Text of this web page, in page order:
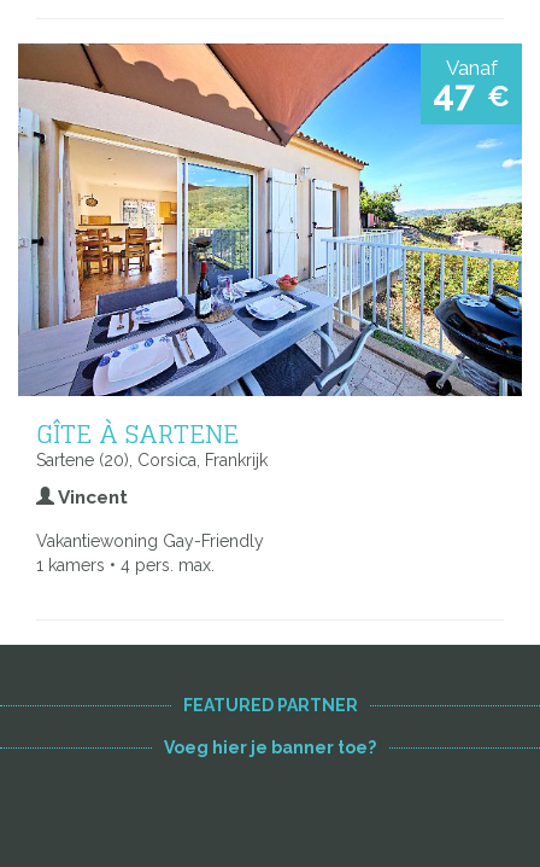
Vanaf
47 €
GÎTE À SARTENE
Sartene (20), Corsica, Frankrijk
Vincent
Vakantiewoning Gay-Friendly
1 kamers • 4 pers. max.
FEATURED PARTNER
Voeg hier je banner toe?